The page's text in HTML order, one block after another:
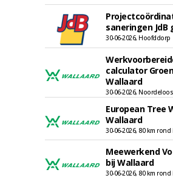
saneringen JdB
30-06-2026, Hoofddorp
calculator
Wallaard
30-06-2026, Noordeloos
European Tree
Wallaard
30-06-2026, 80 km
Meewerkend
bij Wallaard
30-06-2026, 80 km